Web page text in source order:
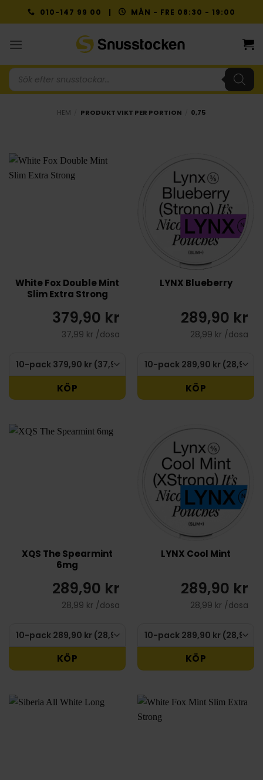
to
010-147 99 00 | MÅN - FRE 08:30 - 19:00
Produktsökning
HEM PRODUKT VIKT PER PORTION 0,75
White Fox Double Mint
Slim Extra Strong
379,90 kr
37,99 kr /dosa
KÖP
LYNX Blueberry
289,90 kr
28,99 kr /dosa
KÖP
XQS The Spearmint
6mg
289,90 kr
28,99 kr /dosa
KÖP
LYNX Cool Mint
289,90 kr
28,99 kr /dosa
KÖP